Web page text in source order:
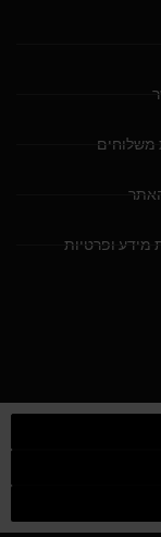
משלוחים
ופרטיות